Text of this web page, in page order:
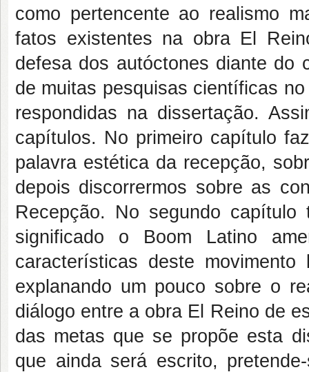
como pertencente ao realismo
fatos existentes na obra El
defesa dos autóctones diante do
de muitas pesquisas científicas
respondidas na dissertação.
capítulos. No primeiro capítulo
palavra estética da recepção,
depois discorrermos sobre as
Recepção. No segundo
significado o Boom Latino
características deste
explanando um pouco sobre o
diálogo entre a obra El Reino de
das metas que se propõe esta
que ainda será escrito,